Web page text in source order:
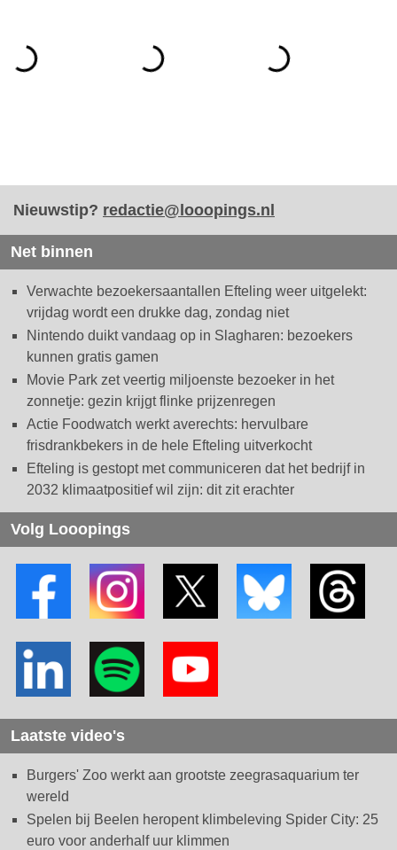
Nieuwstip? redactie@looopings.nl
Net binnen
Verwachte bezoekersaantallen Efteling weer uitgelekt:
vrijdag wordt een drukke dag, zondag niet
Nintendo duikt vandaag op in Slagharen: bezoekers
kunnen gratis gamen
Movie Park zet veertig miljoenste bezoeker in het
zonnetje: gezin krijgt flinke prijzenregen
Actie Foodwatch werkt averechts: hervulbare
frisdrankbekers in de hele Efteling uitverkocht
Efteling is gestopt met communiceren dat het bedrijf in
2032 klimaatpositief wil zijn: dit zit erachter
Volg Looopings
Laatste video's
Burgers' Zoo werkt aan grootste zeegrasaquarium ter
wereld
Spelen bij Beelen heropent klimbeleving Spider City: 25
euro voor anderhalf uur klimmen